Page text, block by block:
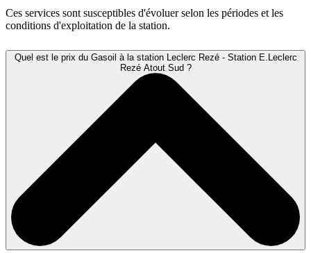
Ces services sont susceptibles d'évoluer selon les périodes et les
conditions d'exploitation de la station.
Quel est le prix du Gasoil à la station Leclerc Rezé - Station E.Leclerc
Rezé Atout Sud ?